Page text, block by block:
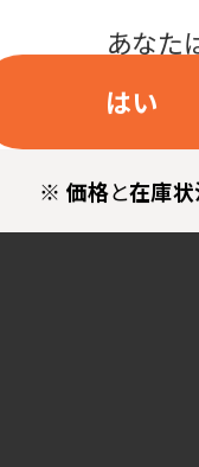
あなた
はい
※ 価格と在庫